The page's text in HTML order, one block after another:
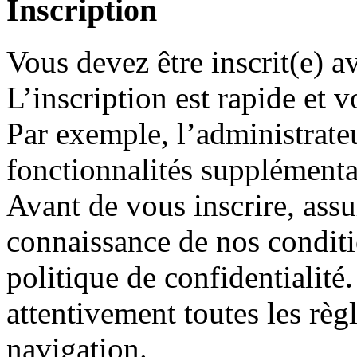
Inscription
Vous devez être inscrit(e)
L’inscription est rapide et
Par exemple,
fonctionnalités
Avant de vous inscrire,
connaissance de nos
politique de
attentivement toutes les
navigation.